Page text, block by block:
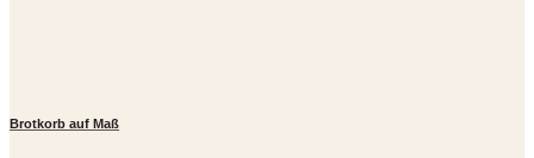
Brotkorb auf Maß